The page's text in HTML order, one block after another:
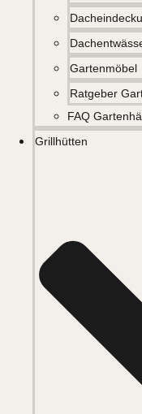
Gartenmöbel
Ratgeber
FAQ
Grillhütten